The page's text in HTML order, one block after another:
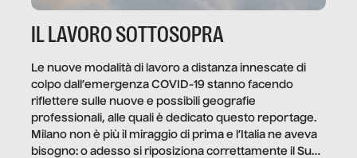
IL LAVORO SOTTOSOPRA
Le nuove modalità di lavoro a distanza innescate di
colpo dall’emergenza COVID-19 stanno facendo
riflettere sulle nuove e possibili geografie
professionali, alle quali è dedicato questo reportage.
Milano non è più il miraggio di prima e l’Italia ne aveva
bisogno: o adesso si riposiziona correttamente il Sud